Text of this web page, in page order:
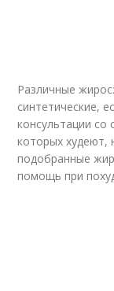
Различные
синтетические,
консультации со
которых худеют,
подобранные
помощь при